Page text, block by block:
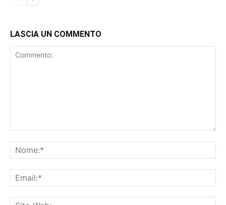
LASCIA UN COMMENTO